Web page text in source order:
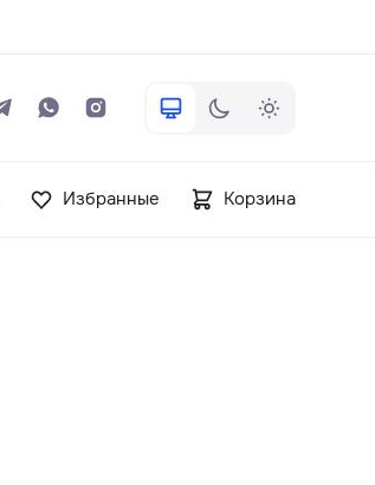
Избранные Корзина
+7 ( 705 ) 181-42-50